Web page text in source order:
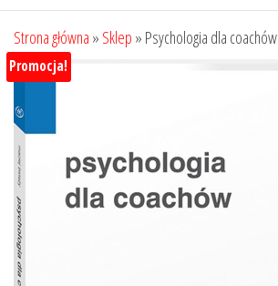
Strona główna » Sklep » Psychologia dla coachów
Promocja!